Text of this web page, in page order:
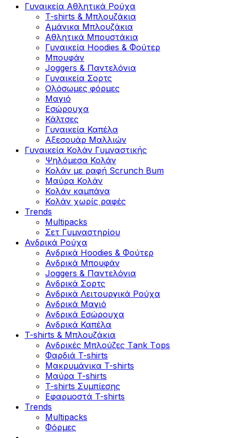
Γυναικεία Αθλητικά Ρούχα
T-shirts & Μπλουζάκια
Αμάνικα Μπλουζάκια
Aθλητικά Μπουστάκια
Γυναικεία Hoodies & Φούτερ
Μπουφάν
Joggers & Παντελόνια
Γυναικεία Σορτς
Ολόσωμες φόρμες
Μαγιό
Εσώρουχα
Κάλτσες
Γυναικεία Καπέλα
Αξεσουάρ Μαλλιών
Γυναικεία Κολάν Γυμναστικής
Ψηλόμεσα Κολάν
Κολάν με ραφή Scrunch Bum
Μαύρα Κολάν
Κολάν καμπάνα
Κολάν χωρίς ραφές
Trends
Multipacks
Σετ Γυμναστηρίου
Ανδρικά Ρούχα
Ανδρικά Hoodies & Φούτερ
Ανδρικά Μπουφάν
Joggers & Παντελόνια
Ανδρικά Σορτς
Ανδρικά Λειτουργικά Ρούχα
Ανδρικά Μαγιό
Ανδρικά Εσώρουχα
Ανδρικά Καπέλα
T-shirts & Μπλουζάκια
Ανδρικές Mπλούζες Τank Τops
Φαρδιά T-shirts
Μακρυμάνικα T-shirts
Μαύρα T-shirts
T-shirts Συμπίεσης
Εφαρμοστά T-shirts
Trends
Multipacks
Φόρμες